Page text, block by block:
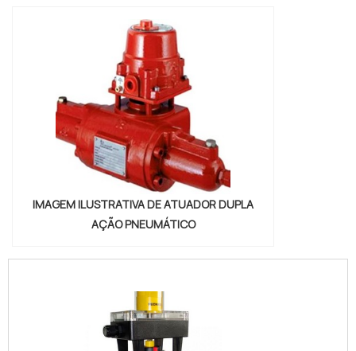
IMAGEM ILUSTRATIVA DE ATUADOR DUPLA
AÇÃO PNEUMÁTICO